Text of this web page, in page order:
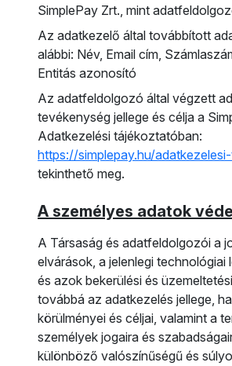
SimplePay Zrt., mint
Az adatkezelő által továbbított
alábbi: Név, Email cím,
Entitás azonosító
Az adatfeldolgozó által végzett
tevékenység jellege és célja a
Adatkezelési tájékoztatóban:
https://simplepay.hu/
tekinthető meg.
A személyes adatok
A Társaság és adatfeldolgozói a
elvárások, a jelenlegi technológiai
és azok bekerülési és
továbbá az adatkezelés jellege,
körülményei és céljai, valamint a
személyek jogaira és
különböző valószínűségű és